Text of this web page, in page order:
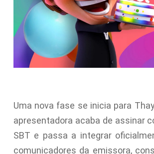
Uma nova fase se inicia para
apresentadora acaba de assinar
SBT e passa a integrar
comunicadores da emissora,